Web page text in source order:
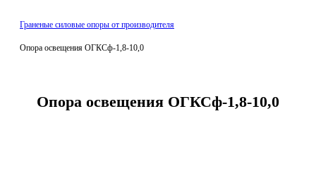
Граненые силовые опоры от производителя
Опора освещения ОГКСф-1,8-10,0
Опора освещения ОГКСф-1,8-10,0